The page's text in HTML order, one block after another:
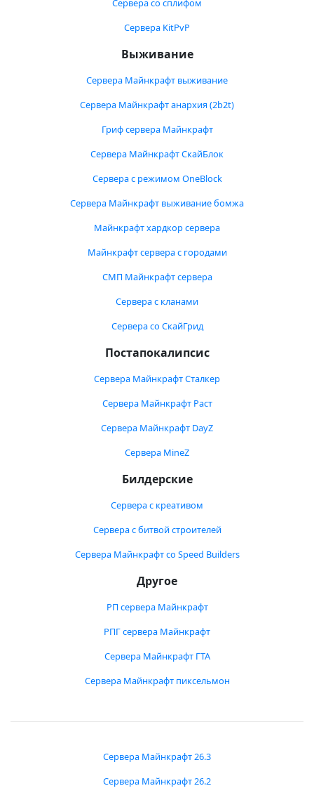
Сервера со сплифом
Сервера KitPvP
Выживание
Сервера Майнкрафт выживание
Сервера Майнкрафт анархия (2b2t)
Гриф сервера Майнкрафт
Сервера Майнкрафт СкайБлок
Сервера с режимом OneBlock
Сервера Майнкрафт выживание бомжа
Майнкрафт хардкор сервера
Майнкрафт сервера с городами
СМП Майнкрафт сервера
Сервера с кланами
Сервера со СкайГрид
Постапокалипсис
Сервера Майнкрафт Сталкер
Сервера Майнкрафт Раст
Сервера Майнкрафт DayZ
Сервера MineZ
Билдерские
Сервера с креативом
Сервера с битвой строителей
Сервера Майнкрафт со Speed Builders
Другое
РП сервера Майнкрафт
РПГ сервера Майнкрафт
Сервера Майнкрафт ГТА
Сервера Майнкрафт пиксельмон
Сервера Майнкрафт 26.3
Сервера Майнкрафт 26.2